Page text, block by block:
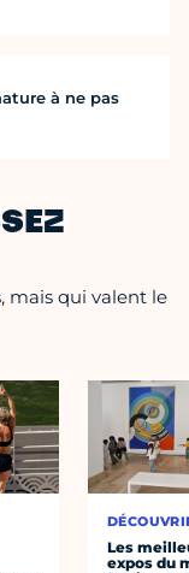
à ne pas
mais qui valent le
Les
expos du